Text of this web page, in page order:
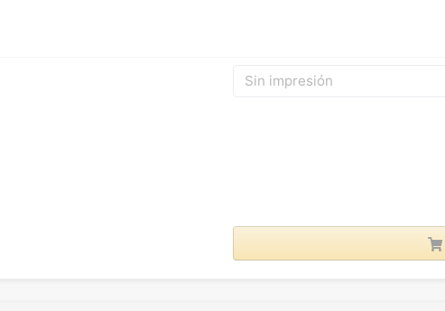
Sin impresión